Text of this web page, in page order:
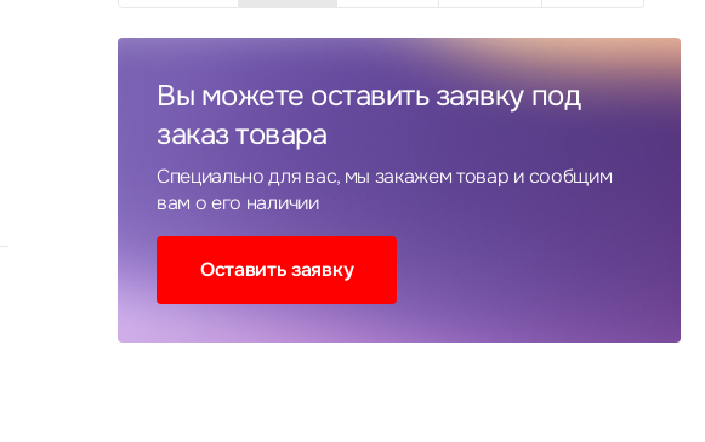
Вы можете оставить заявку под
заказ товара
Специально для вас, мы закажем товар и сообщим
вам о его наличии
Оставить заявку